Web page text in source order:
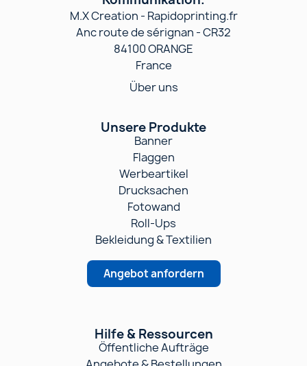
Rapidoprinting.fr
Ihre Online-Druckerei für Ihre
Kommunikation.
M.X Creation - Rapidoprinting.fr
Anc route de sérignan - CR32
84100 ORANGE
Über uns
Unsere Produkte
Banner
Flaggen
Werbeartikel
Drucksachen
Fotowand
Roll-Ups
Bekleidung & Textilien